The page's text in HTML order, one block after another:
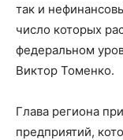
так и
число которых
федеральном
Виктор Томенко.
Глава региона
предприятий,